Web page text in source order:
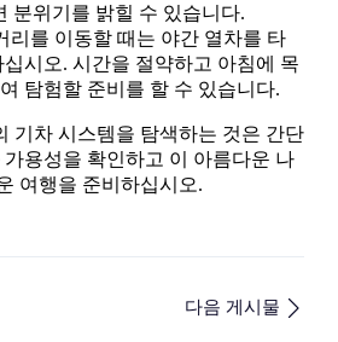
분위기를 밝힐 수 있습니다.
리를 이동할 때는 야간 열차를 타
시오. 시간을 절약하고 아침에 목
탐험할 준비를 할 수 있습니다.
기차 시스템을 탐색하는 것은 간단
용성을 확인하고 이 아름다운 나
여행을 준비하십시오.
다음 게시물